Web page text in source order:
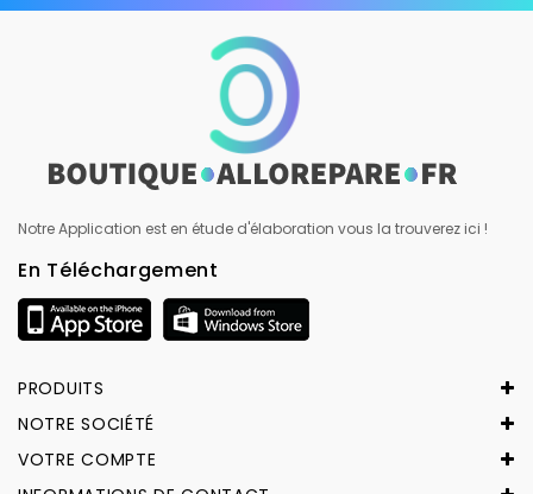
Notre Application est en étude d'élaboration vous la trouverez ici !
En Téléchargement
PRODUITS
NOTRE SOCIÉTÉ
VOTRE COMPTE